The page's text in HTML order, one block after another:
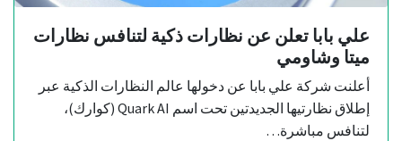
علي بابا تعلن عن نظارات ذكية لتنافس نظارات
ميتا وشاومي
أعلنت شركة علي بابا عن دخولها عالم النظارات الذكية عبر
إطلاق نظارتيها الجديدتين تحت اسم Quark AI (كوارك)،
لتنافس مباشرة…